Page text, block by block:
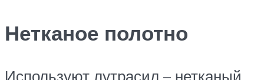
Нетканое полотно
Используют лутрасил – нетканый